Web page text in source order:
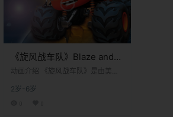
《旋风战车队》Blaze and
the Monster Machines英文
​​动画介绍​​ 《旋风战车队》是由​​美国
画剧集，于​​2014年10月13日​​首播。
2岁-6岁